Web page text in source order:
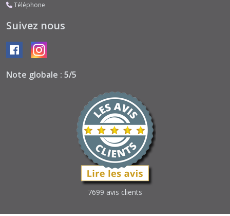
Téléphone
Suivez nous
Note globale : 5/5
7699 avis clients